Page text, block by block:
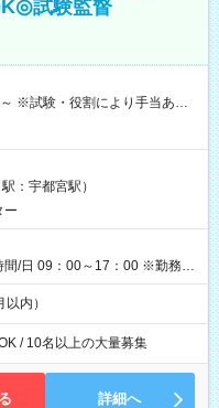
試験監督
（前払い）オプションあ
1週間ほどで給与の一部を受け
（休憩1時間） 時給1,300円
※当日の役割により時給＋100
13:30（休憩なし） 時給1,300
8,400円＋交通費 【試用期
：宇都宮駅）
ー
間/日 09：00～17：00 ※勤務時
内）
/ 10名以上の大量募集
詳細へ